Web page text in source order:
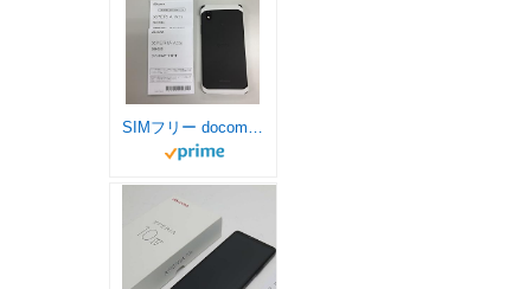
SIMフリー docomo Xperia Ace III SO-53C ブラック スマートフォン本体